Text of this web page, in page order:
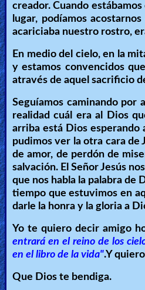
creador. Cuando
lugar, podíamos
acariciaba nuestro rostro,
En medio del cielo, en la
y estamos convencidos
através de aquel sacrificio
Seguíamos caminando por
realidad cuál era al Dios
arriba está Dios esperando
pudimos ver la otra cara de
de amor, de perdón de
salvación. El Señor Jesús
que nos habla la palabra de
tiempo que estuvimos en
darle la honra y la gloria a
Yo te quiero decir amigo
entrará en el reino de los
en el libro de la vida".Y
Que Dios te bendiga.